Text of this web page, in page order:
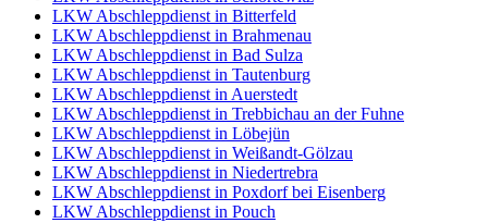
LKW Abschleppdienst in Bitterfeld
LKW Abschleppdienst in Brahmenau
LKW Abschleppdienst in Bad Sulza
LKW Abschleppdienst in Tautenburg
LKW Abschleppdienst in Auerstedt
LKW Abschleppdienst in Trebbichau an der Fuhne
LKW Abschleppdienst in Löbejün
LKW Abschleppdienst in Weißandt-Gölzau
LKW Abschleppdienst in Niedertrebra
LKW Abschleppdienst in Poxdorf bei Eisenberg
LKW Abschleppdienst in Pouch